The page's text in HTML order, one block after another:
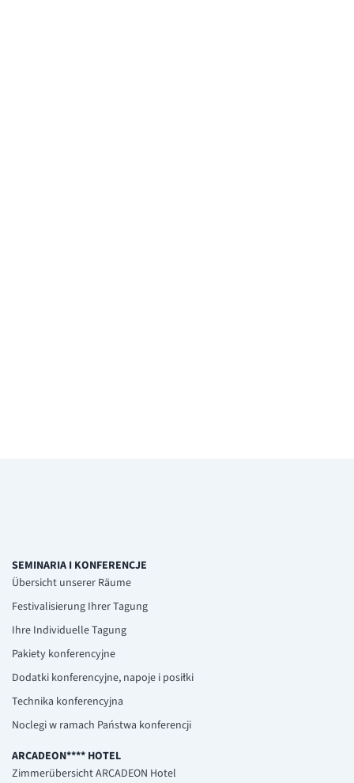
SEMINARIA I KONFERENCJE
Übersicht unserer Räume
Festivalisierung Ihrer Tagung
Ihre Individuelle Tagung
Pakiety konferencyjne
Dodatki konferencyjne, napoje i posiłki
Technika konferencyjna
Noclegi w ramach Państwa konferencji
ARCADEON**** HOTEL
Zimmerübersicht ARCADEON Hotel